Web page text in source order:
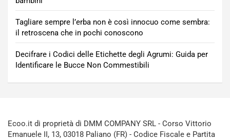
Tagliare sempre l’erba non è così innocuo come sembra:
il retroscena che in pochi conoscono
Decifrare i Codici delle Etichette degli Agrumi: Guida per
Identificare le Bucce Non Commestibili
Ecoo.it di proprietà di DMM COMPANY SRL - Corso Vittorio
Emanuele II, 13, 03018 Paliano (FR) - Codice Fiscale e Partita